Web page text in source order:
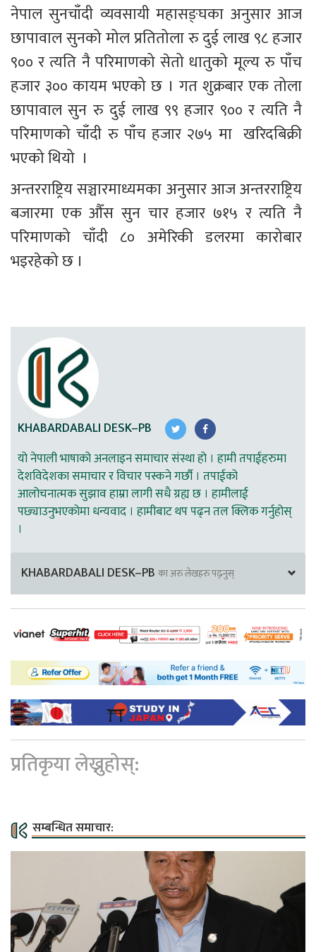
नेपाल सुनचाँदी व्यवसायी महासङ्घका अनुसार आज
छापावाल सुनको मोल प्रतितोला रु दुई लाख ९८ हजार
९०० र त्यति नै परिमाणको सेतो धातुको मूल्य रु पाँच
हजार ३०० कायम भएको छ । गत शुक्रबार एक तोला
छापावाल सुन रु दुई लाख ९९ हजार ९०० र त्यति नै
परिमाणको चाँदी रु पाँच हजार २७५ मा  खरिदबिक्री
भएको थियो  ।
अन्तरराष्ट्रिय सञ्चारमाध्यमका अनुसार आज अन्तरराष्ट्रिय
बजारमा एक औँस सुन चार हजार ७१५ र त्यति नै
परिमाणको चाँदी ८० अमेरिकी डलरमा कारोबार
भइरहेको छ ।
KHABARDABALI DESK–PB
यो नेपाली भाषाको अनलाइन समाचार संस्था हो । हामी तपाईहरुमा
देशविदेशका समाचार र विचार पस्कने गर्छौ । तपाईको
आलोचनात्मक सुझाव हाम्रा लागी सधै ग्रह्य छ । हामीलाई
पछ्याउनुभएकोमा धन्यवाद । हामीबाट थप पढ्न तल क्लिक गर्नुहोस्
।
KHABARDABALI DESK–PB का अरु लेखहरु पढ्नुस्
प्रतिकृया लेख्नुहोस्:
सम्बन्धित समाचार: